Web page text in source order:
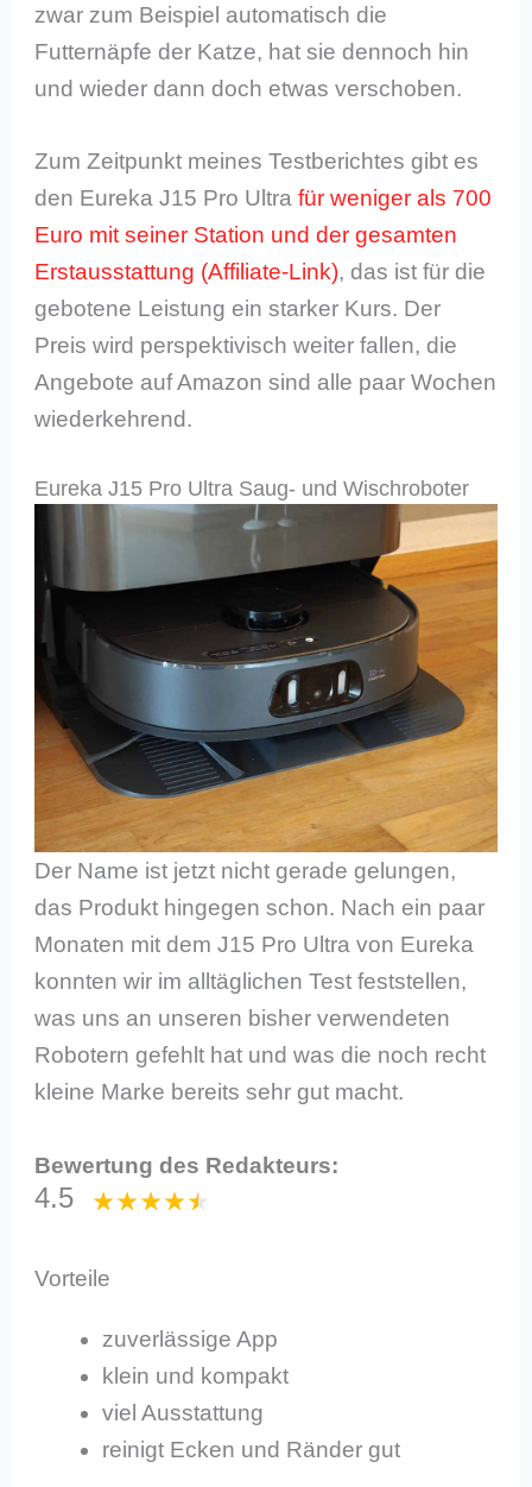
zwar zum Beispiel automatisch die
Futternäpfe der Katze, hat sie dennoch hin
und wieder dann doch etwas verschoben.
Zum Zeitpunkt meines Testberichtes gibt es
den Eureka J15 Pro Ultrafür weniger als 700
Euro mit seiner Station und der gesamten
Erstausstattung
, das ist für die
gebotene Leistung ein starker Kurs. Der
Preis wird perspektivisch weiter fallen, die
Angebote auf Amazon sind alle paar Wochen
wiederkehrend.
Eureka J15 Pro Ultra Saug- und Wischroboter
Der Name ist jetzt nicht gerade gelungen,
das Produkt hingegen schon. Nach ein paar
Monaten mit dem J15 Pro Ultra von Eureka
konnten wir im alltäglichen Test feststellen,
was uns an unseren bisher verwendeten
Robotern gefehlt hat und was die noch recht
kleine Marke bereits sehr gut macht.
Bewertung des Redakteurs:
4.5
Vorteile
zuverlässige App
klein und kompakt
viel Ausstattung
reinigt Ecken und Ränder gut